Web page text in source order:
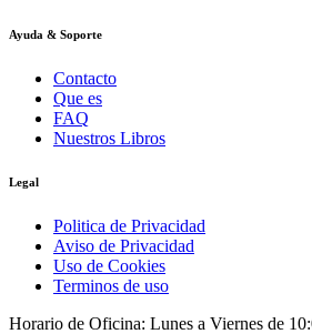
Ayuda & Soporte
Contacto
Que es
FAQ
Nuestros Libros
Legal
Politica de Privacidad
Aviso de Privacidad
Uso de Cookies
Terminos de uso
Horario de Oficina: Lunes a Viernes de